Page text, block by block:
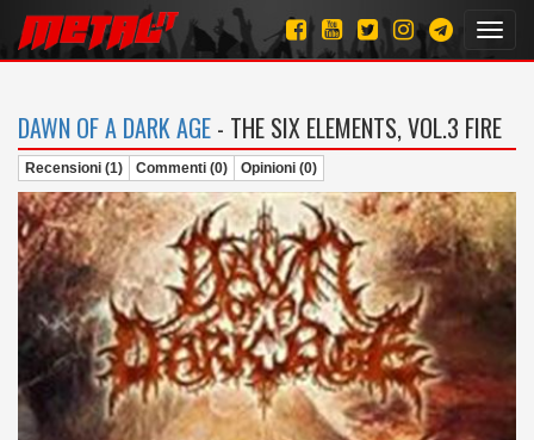
DAWN OF A DARK AGE - THE SIX ELEMENTS, VOL.3 FIRE
Recensioni (1) Commenti (0) Opinioni (0)